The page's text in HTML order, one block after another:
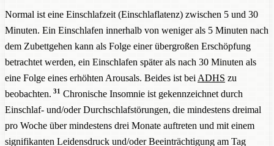
Normal ist eine Einschlafzeit (Einschlaflatenz) zwischen 5 und 30
Minuten. Ein Einschlafen innerhalb von weniger als 5 Minuten nach
dem Zubettgehen kann als Folge einer übergroßen Erschöpfung
betrachtet werden, ein Einschlafen später als nach 30 Minuten als
eine Folge eines erhöhten Arousals. Beides ist bei ADHS zu
beobachten. 31 Chronische Insomnie ist gekennzeichnet durch
Einschlaf- und/oder Durchschlafstörungen, die mindestens dreimal
pro Woche über mindestens drei Monate auftreten und mit einem
signifikanten Leidensdruck und/oder Beeinträchtigung am Tag